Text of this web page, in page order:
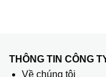
THÔNG TIN CÔNG
Về chúng tôi